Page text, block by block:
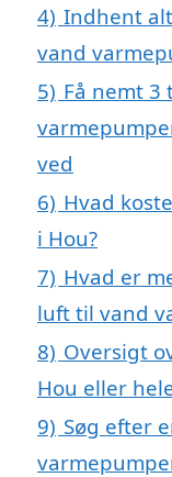
4) Indhent
vand
5) Få nemt
ved
6) Hvad
i Hou?
7) Hvad er
luft til vand
8) Oversigt
Hou eller
9) Søg efter